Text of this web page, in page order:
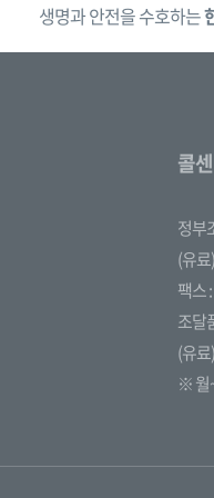
생명과 안전을 수호하는
콜
정부
(유
팩스
조달
(유
※ 월